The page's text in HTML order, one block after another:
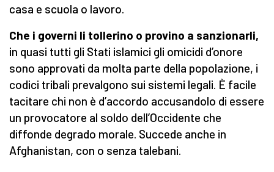
casa e scuola o lavoro.
Che i governi li tollerino o provino a sanzionarli,
in quasi tutti gli Stati islamici gli omicidi d’onore
sono approvati da molta parte della popolazione, i
codici tribali prevalgono sui sistemi legali. È facile
tacitare chi non è d’accordo accusandolo di essere
un provocatore al soldo dell’Occidente che
diffonde degrado morale. Succede anche in
Afghanistan, con o senza talebani.